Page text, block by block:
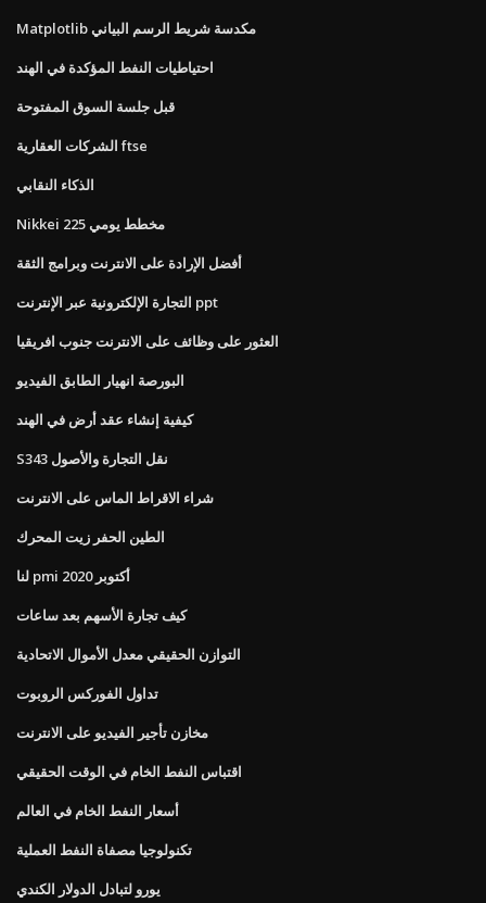
Matplotlib مكدسة شريط الرسم البياني
احتياطيات النفط المؤكدة في الهند
قبل جلسة السوق المفتوحة
الشركات العقارية ftse
الذكاء النقابي
Nikkei 225 مخطط يومي
أفضل الإرادة على الانترنت وبرامج الثقة
التجارة الإلكترونية عبر الإنترنت ppt
العثور على وظائف على الانترنت جنوب افريقيا
البورصة انهيار الطابق الفيديو
كيفية إنشاء عقد أرض في الهند
S343 نقل التجارة والأصول
شراء الاقراط الماس على الانترنت
الطين الحفر زيت المحرك
لنا pmi أكتوبر 2020
كيف تجارة الأسهم بعد ساعات
التوازن الحقيقي معدل الأموال الاتحادية
تداول الفوركس الروبوت
مخازن تأجير الفيديو على الانترنت
اقتباس النفط الخام في الوقت الحقيقي
أسعار النفط الخام في العالم
تكنولوجيا مصفاة النفط العملية
يورو لتبادل الدولار الكندي